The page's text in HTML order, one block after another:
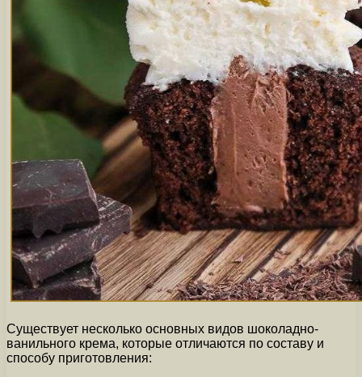
Существует несколько основных видов шоколадно-
ванильного крема, которые отличаются по составу и
способу приготовления: